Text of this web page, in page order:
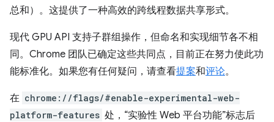
总和）。这提供了一种高效的跨线程数据共享形式。
现代 GPU API 支持子群组操作，但命名和实现细节各不相
同。Chrome 团队已确定这些共同点，目前正在努力使此功
能标准化。如果您有任何疑问，请查看提案和评论。
在 chrome://flags/#enable-experimental-web-
platform-features 处，“实验性 Web 平台功能”标志后